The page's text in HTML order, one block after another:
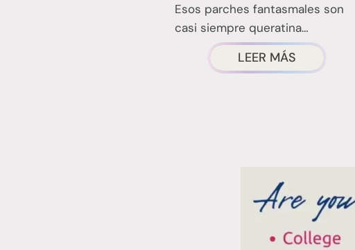
Esos parches fantasmales son
casi siempre queratina…
LEER MÁS
HAS
QUE
SALEN